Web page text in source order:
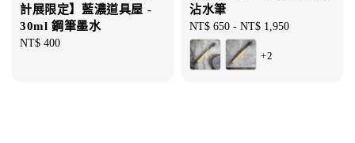
計展限定】藍濃道具屋 -
30ml 鋼筆墨水
Regular
NT$ 400
沾水筆
Regular
price
NT$ 650 - NT$ 1,950
+2